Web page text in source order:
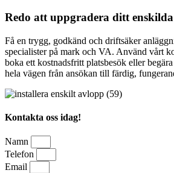
Redo att uppgradera ditt
Få en trygg, godkänd och driftsäker
specialister på mark och VA. Använd vårt
boka ett kostnadsfritt platsbesök eller
hela vägen från ansökan till färdig,
Kontakta oss idag!
Namn
Telefon
Email